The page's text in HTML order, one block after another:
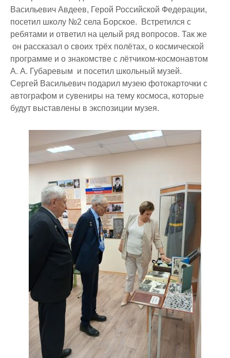
Васильевич Авдеев, Герой Российской Федерации,
посетил школу №2 села Борское. Встретился с
ребятами и ответил на целый ряд вопросов. Так же
он рассказал о своих трёх полётах, о космической
программе и о знакомстве с лётчиком-космонавтом
А. А. Губаревым и посетил школьный музей.
Сергей Васильевич подарил музею фотокарточки с
автографом и сувениры на тему космоса, которые
будут выставлены в экспозиции музея.